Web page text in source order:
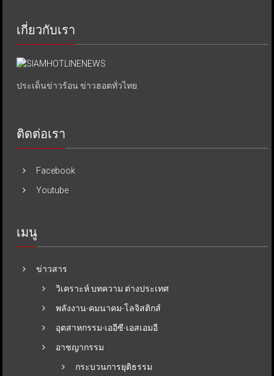
เกี่ยวกับเรา
ประเด็นข่าวร้อน ข่าวฮอตทั่วไทย.
ติดต่อเรา
Facebook
Youtube
เมนู
ข่าวสาร
วิเคราะห์ บทความ ต่างประเทศ
พลังงาน-คมนาคม-โลจิสติกส์
อุตสาหกรรม-เออีซี-เอสเอมอี
อาชญากรรม
กระบวนการยุติธรรม